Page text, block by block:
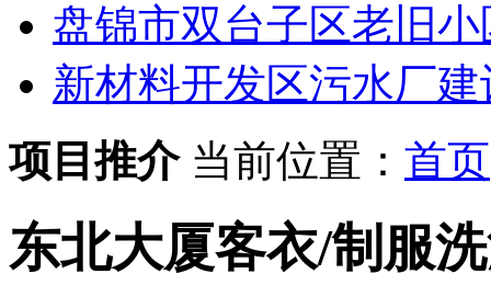
盘锦市双台子区老旧
新材料开发区污水厂
项目推介 当前位置： 首页
东北大厦客衣/制服